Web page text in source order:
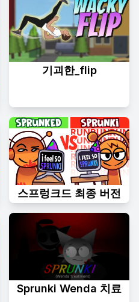
기괴한_flip
스프렁크드 최종 버전
Sprunki Wenda 치료